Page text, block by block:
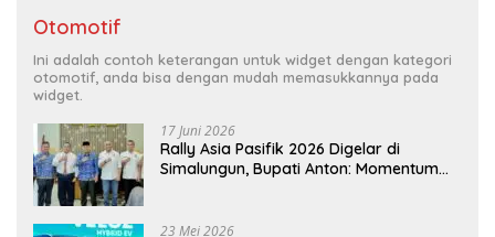
Otomotif
Ini adalah contoh keterangan untuk widget dengan kategori
otomotif, anda bisa dengan mudah memasukkannya pada
widget.
17 Juni 2026
Rally Asia Pasifik 2026 Digelar di
Simalungun, Bupati Anton: Momentum
23 Mei 2026